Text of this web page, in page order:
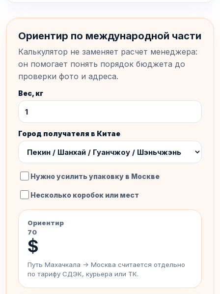
Ориентир по международной части
Калькулятор не заменяет расчет менеджера:
он помогает понять порядок бюджета до
проверки фото и адреса.
Вес, кг
Город получателя в Китае
Нужно усилить упаковку в Москве
Несколько коробок или мест
Ориентир
70
$
Путь Махачкала -> Москва считается отдельно
по тарифу СДЭК, курьера или ТК.